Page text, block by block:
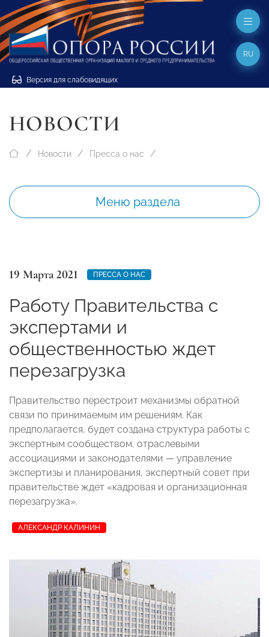
Версия для слабовидящих
RU
НОВОСТИ
Новости Пресса о нас
Меню раздела
19 Марта 2021 ПРЕССА О НАС
Работу Правительства с
экспертами и
общественностью ждет
перезагрузка
Правительство перестроит механизмы обратной
связи по принимаемым им решениям. Как
предполагается, будет создана структура работы с
экспертным сообществом, отраслевыми
ассоциациями и законодателями — управление
экспертизы и планирования, экспертный совет при
правительстве ждет «кадровая и организационная
перезагрузка».
АЛЕКСАНДР КАЛИНИН